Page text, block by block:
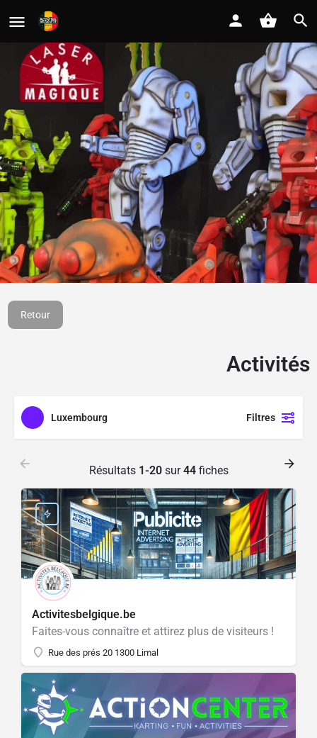
1100M² d'espace de
jeux aménagé
Retour
Activités
Luxembourg Filtres
Résultats 1-20sur44fiches
Activitesbelgique.be
Faites-vous connaître et attirez plus de visiteurs !
Rue des prés 20 1300 Limal